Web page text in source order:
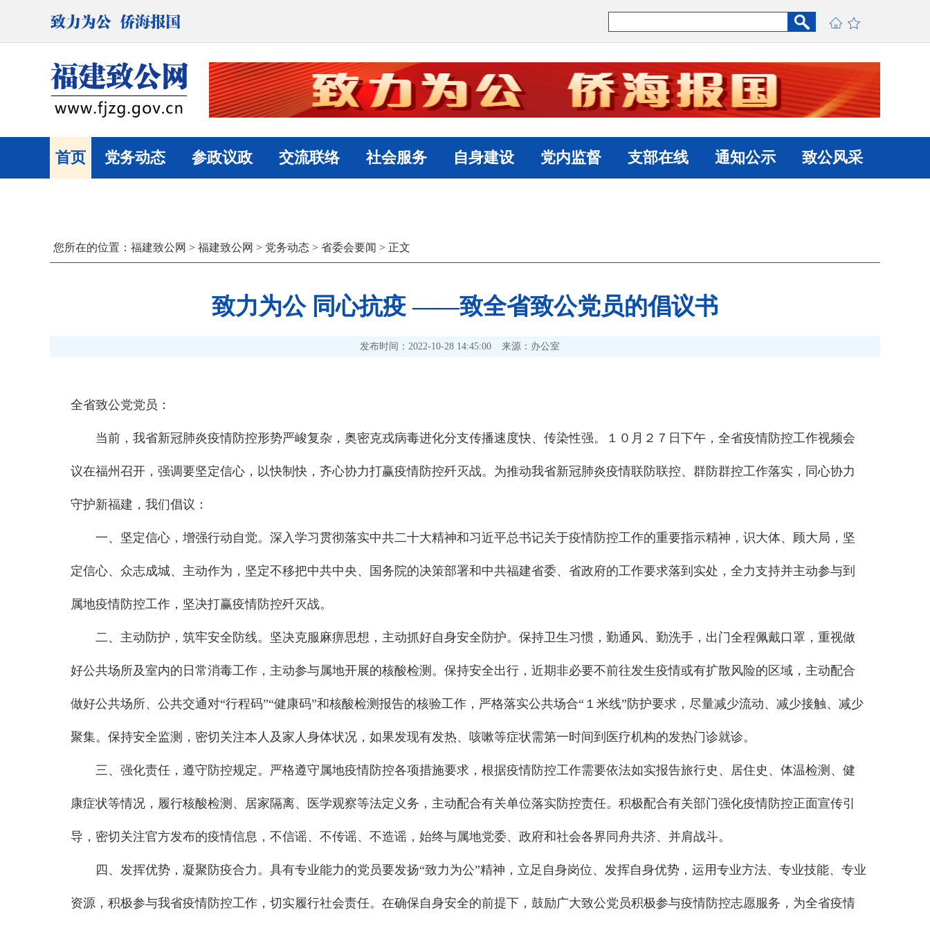
首页 党务动态 参政议政 交流联络 社会服务 自身建设 党内监督 支部在线 通知公示 致公风采
您所在的位置： 福建致公网 > 福建致公网 > 党务动态 > 省委会要闻 > 正文
致力为公 同心抗疫 ——致全省致公党员的倡议书
发布时间：2022-10-28 14:45:00 来源：办公室
全省致公党党员：
当前，我省新冠肺炎疫情防控形势严峻复杂，奥密克戎病毒进化分支传播速度快、传染性强。１０月２７日下午，全省疫情防控工作视频会
议在福州召开，强调要坚定信心，以快制快，齐心协力打赢疫情防控歼灭战。为推动我省新冠肺炎疫情联防联控、群防群控工作落实，同心协力
守护新福建，我们倡议：
一、坚定信心，增强行动自觉。深入学习贯彻落实中共二十大精神和习近平总书记关于疫情防控工作的重要指示精神，识大体、顾大局，坚
定信心、众志成城、主动作为，坚定不移把中共中央、国务院的决策部署和中共福建省委、省政府的工作要求落到实处，全力支持并主动参与到
属地疫情防控工作，坚决打赢疫情防控歼灭战。
二、主动防护，筑牢安全防线。坚决克服麻痹思想，主动抓好自身安全防护。保持卫生习惯，勤通风、勤洗手，出门全程佩戴口罩，重视做
好公共场所及室内的日常消毒工作，主动参与属地开展的核酸检测。保持安全出行，近期非必要不前往发生疫情或有扩散风险的区域，主动配合
做好公共场所、公共交通对“行程码”“健康码”和核酸检测报告的核验工作，严格落实公共场合“１米线”防护要求，尽量减少流动、减少接触、减少
聚集。保持安全监测，密切关注本人及家人身体状况，如果发现有发热、咳嗽等症状需第一时间到医疗机构的发热门诊就诊。
三、强化责任，遵守防控规定。严格遵守属地疫情防控各项措施要求，根据疫情防控工作需要依法如实报告旅行史、居住史、体温检测、健
康症状等情况，履行核酸检测、居家隔离、医学观察等法定义务，主动配合有关单位落实防控责任。积极配合有关部门强化疫情防控正面宣传引
导，密切关注官方发布的疫情信息，不信谣、不传谣、不造谣，始终与属地党委、政府和社会各界同舟共济、并肩战斗。
四、发挥优势，凝聚防疫合力。具有专业能力的党员要发扬“致力为公”精神，立足自身岗位、发挥自身优势，运用专业方法、专业技能、专业
资源，积极参与我省疫情防控工作，切实履行社会责任。在确保自身安全的前提下，鼓励广大致公党员积极参与疫情防控志愿服务，为全省疫情